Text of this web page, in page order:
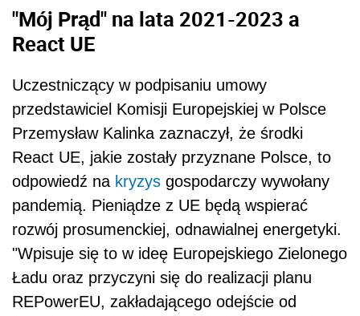
"Mój Prąd" na lata 2021-2023 a
React UE
Uczestniczący w podpisaniu umowy
przedstawiciel Komisji Europejskiej w Polsce
Przemysław Kalinka zaznaczył, że środki
React UE, jakie zostały przyznane Polsce, to
odpowiedź na kryzys gospodarczy wywołany
pandemią. Pieniądze z UE będą wspierać
rozwój prosumenckiej, odnawialnej energetyki.
"Wpisuje się to w ideę Europejskiego Zielonego
Ładu oraz przyczyni się do realizacji planu
REPowerEU, zakładającego odejście od